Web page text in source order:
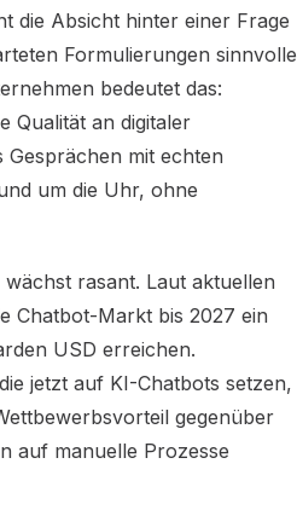
die Absicht hinter einer Frage
Formulierungen sinnvolle
bedeutet das:
Qualität an digitaler
Gesprächen mit echten
um die Uhr, ohne
rasant. Laut aktuellen
Chatbot-Markt bis 2027 ein
USD erreichen.
jetzt auf KI-Chatbots setzen,
gegenüber
auf manuelle Prozesse